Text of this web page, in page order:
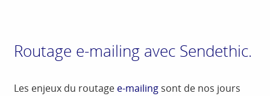
Routage e-mailing avec Sendethic.
Les enjeux du routage e-mailing sont de nos jours